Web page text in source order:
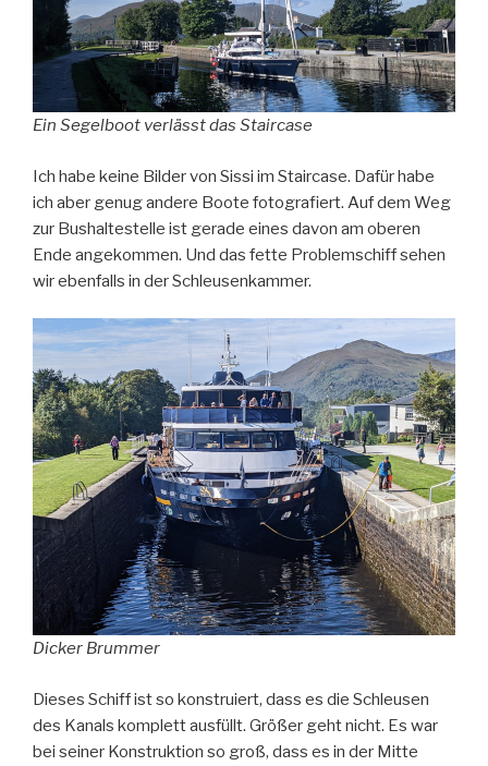
Ein Segelboot verlässt das Staircase
Ich habe keine Bilder von Sissi im Staircase. Dafür habe
ich aber genug andere Boote fotografiert. Auf dem Weg
zur Bushaltestelle ist gerade eines davon am oberen
Ende angekommen. Und das fette Problemschiff sehen
wir ebenfalls in der Schleusenkammer.
Dicker Brummer
Dieses Schiff ist so konstruiert, dass es die Schleusen
des Kanals komplett ausfüllt. Größer geht nicht. Es war
bei seiner Konstruktion so groß, dass es in der Mitte